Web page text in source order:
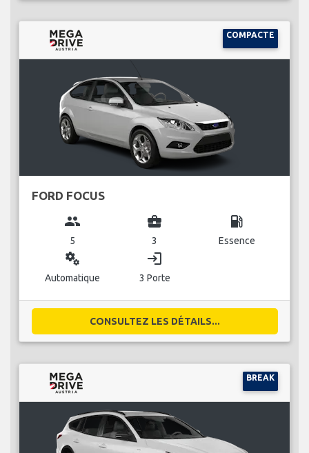
COMPACTE
FORD FOCUS
group
5
business_center
3
local_gas_station
Essence
miscellaneous_services
Automatique
login
3 Porte
CONSULTEZ LES DÉTAILS...
BREAK